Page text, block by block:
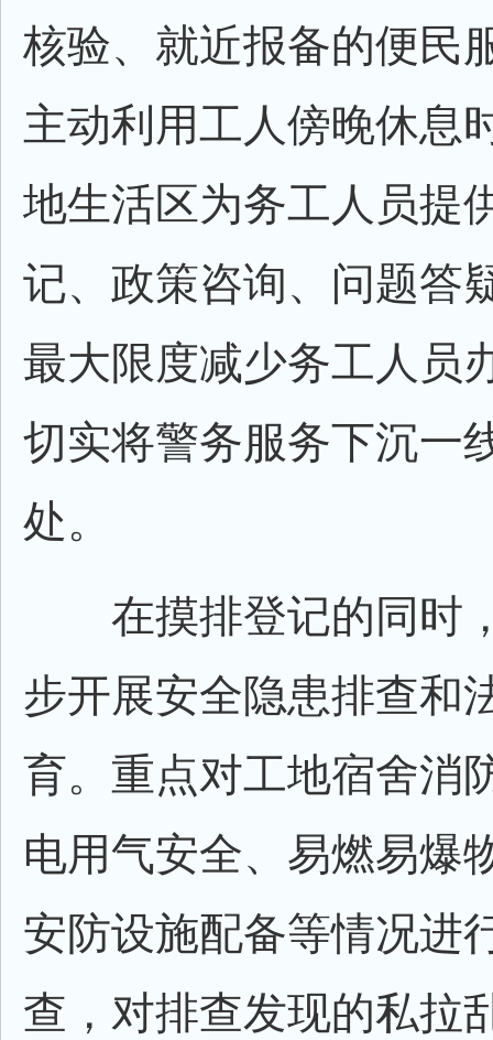
核验、就近报备的便民
主动利用工人傍晚休息
地生活区为务工人员提
记、政策咨询、问题答
最大限度减少务工人员
切实将警务服务下沉一
处。
在摸排登记的同时
步开展安全隐患排查和
育。重点对工地宿舍消
电用气安全、易燃易爆
安防设施配备等情况进
查，对排查发现的私拉